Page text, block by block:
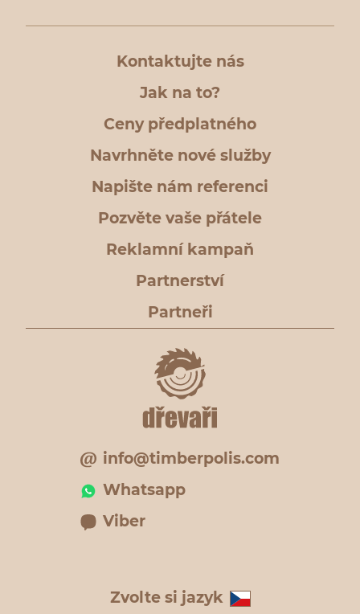
Kontaktujte nás
Jak na to?
Ceny předplatného
Navrhněte nové služby
Napište nám referenci
Pozvěte vaše přátele
Reklamní kampaň
Partnerství
Partneři
info@timberpolis.com
Whatsapp
Viber
Zvolte si jazyk